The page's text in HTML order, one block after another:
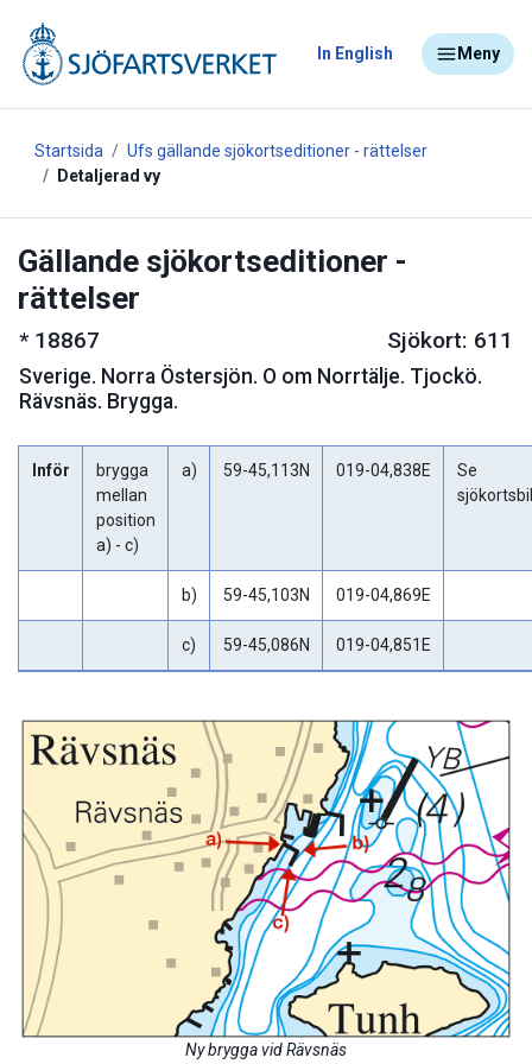
In English Meny
Startsida
Ufs gällande sjökortseditioner - rättelser
Detaljerad vy
Gällande sjökortseditioner -
rättelser
* 18867 Sjökort: 611
Sverige. Norra Östersjön. O om Norrtälje. Tjockö.
Rävsnäs. Brygga.
Inför
brygga
mellan
position
a) - c)
a) 59-45,113N 019-04,838E
Se
b) 59-45,103N 019-04,869E
c) 59-45,086N 019-04,851E
Ny brygga vid Rävsnäs